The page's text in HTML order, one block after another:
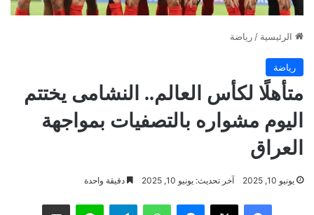
الرئيسية /رياضة
رياضة
متأهلًا لكأس العالم.. النشامى يختتم
اليوم مشواره بالتصفيات بمواجهة
العراق
يونيو 10, 2025 آخر تحديث: يونيو 10, 2025 دقيقة واحدة
فيسبوك ‫X ماسنجر واتساب تيلقرام لاين مشاركة عبر البريد